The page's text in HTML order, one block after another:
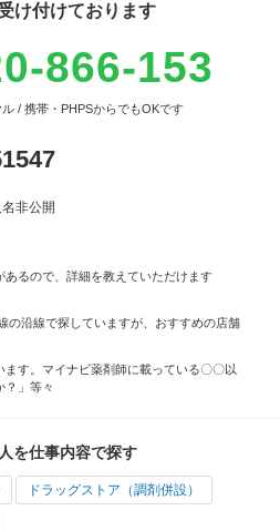
け付けております
866-153
/ 携帯・PHPSからでもOKです
非公開
あるので、詳細を教えていただけます
の沿線で探していますが、おすすめの店舗
ます。マイナビ薬剤師に載っている〇〇以
？」等々
を仕事内容で探す
ドラッグストア（調剤併設）